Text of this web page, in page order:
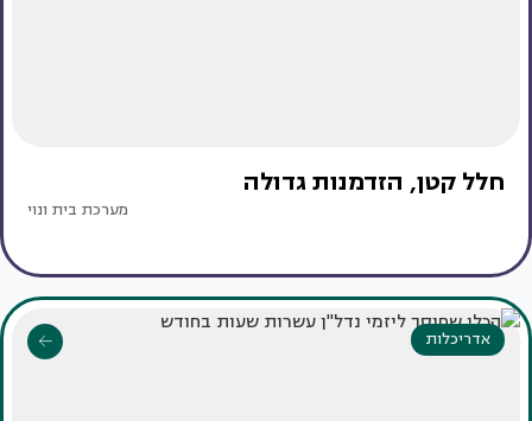
חלל קטן, הזדמנות גדולה
מערכת בית ונוי
אדריכלות